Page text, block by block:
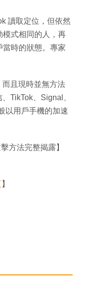
讀取定位，但依然
模式相同的人，再
時的狀態。專家
而且現時並無方法
TikTok、Signal、
以用戶手機的加速
方法完整揭露】
】